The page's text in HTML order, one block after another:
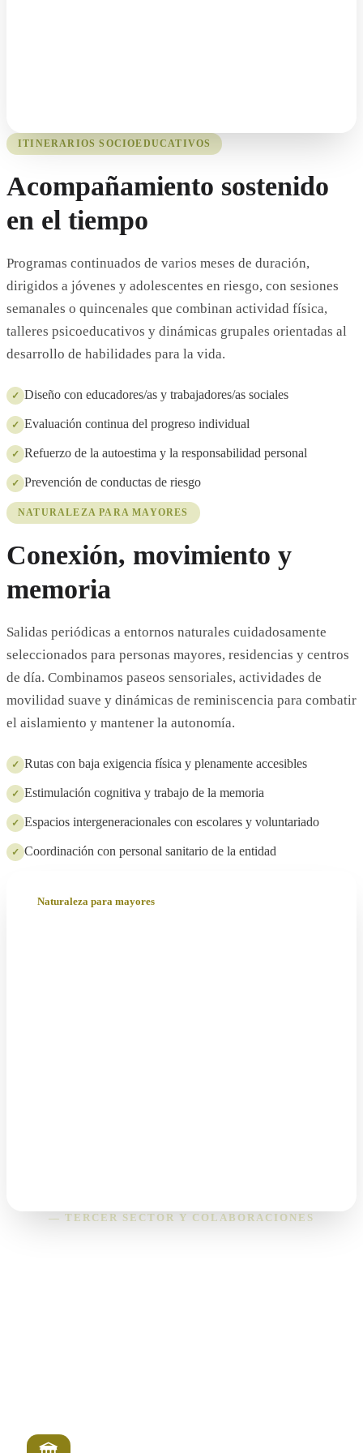
ITINERARIOS SOCIOEDUCATIVOS
Acompañamiento sostenido
en el tiempo
Programas continuados de varios meses de duración,
dirigidos a jóvenes y adolescentes en riesgo, con sesiones
semanales o quincenales que combinan actividad física,
talleres psicoeducativos y dinámicas grupales orientadas al
desarrollo de habilidades para la vida.
✓ Diseño con educadores/as y trabajadores/as sociales
✓ Evaluación continua del progreso individual
✓ Refuerzo de la autoestima y la responsabilidad personal
✓ Prevención de conductas de riesgo
NATURALEZA PARA MAYORES
Conexión, movimiento y
memoria
Salidas periódicas a entornos naturales cuidadosamente
seleccionados para personas mayores, residencias y centros
de día. Combinamos paseos sensoriales, actividades de
movilidad suave y dinámicas de reminiscencia para combatir
el aislamiento y mantener la autonomía.
✓ Rutas con baja exigencia física y plenamente accesibles
✓ Estimulación cognitiva y trabajo de la memoria
✓ Espacios intergeneracionales con escolares y voluntariado
✓ Coordinación con personal sanitario de la entidad
Naturaleza para mayores
— TERCER SECTOR Y COLABORACIONES